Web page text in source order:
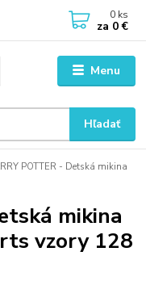
Menu
Hľadať
0 ks
za 0 €
POTTER - Detská mikina
mikina
vzory 128